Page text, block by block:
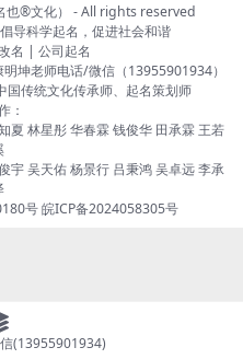
也®文化） - All rights reserved
导科学起名，促进社会和谐
名 | 公司起名
坤老师电话/微信（13955901934）
国传统文化传承师、起名策划师
：
夏 林星彤 华春霖 钱俊华 田承霖 王若
宇 吴天佑 杨景行 吕秉鸿 吴卓远 李承
号皖ICP备2024058305号
(13955901934)